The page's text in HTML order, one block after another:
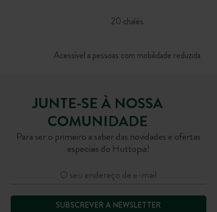
20 chalés
Acessível a pessoas com mobilidade reduzida
JUNTE-SE À NOSSA
COMUNIDADE
Para ser o primeiro a saber das novidades e ofertas
especiais do Huttopia!
SUBSCREVER A NEWSLETTER